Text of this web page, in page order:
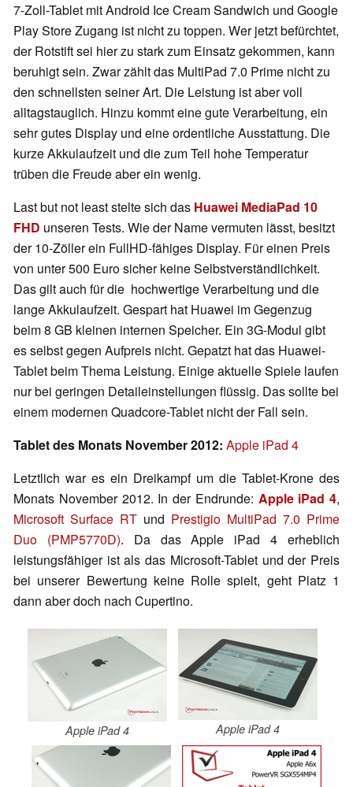
7-Zoll-Tablet mit Android Ice Cream Sandwich und Google
Play Store Zugang ist nicht zu toppen. Wer jetzt befürchtet,
der Rotstift sei hier zu stark zum Einsatz gekommen, kann
beruhigt sein. Zwar zählt das MultiPad 7.0 Prime nicht zu
den schnellsten seiner Art. Die Leistung ist aber voll
alltagstauglich. Hinzu kommt eine gute Verarbeitung, ein
sehr gutes Display und eine ordentliche Ausstattung. Die
kurze Akkulaufzeit und die zum Teil hohe Temperatur
trüben die Freude aber ein wenig.
Last but not least stelte sich das Huawei MediaPad 10
FHD unseren Tests. Wie der Name vermuten lässt, besitzt
der 10-Zöller ein FullHD-fähiges Display. Für einen Preis
von unter 500 Euro sicher keine Selbstverständlichkeit.
Das gilt auch für die hochwertige Verarbeitung und die
lange Akkulaufzeit. Gespart hat Huawei im Gegenzug
beim 8 GB kleinen internen Speicher. Ein 3G-Modul gibt
es selbst gegen Aufpreis nicht. Gepatzt hat das Huawei-
Tablet beim Thema Leistung. Einige aktuelle Spiele laufen
nur bei geringen Detaileinstellungen flüssig. Das sollte bei
einem modernen Quadcore-Tablet nicht der Fall sein.
Tablet des Monats November 2012: Apple iPad 4
Letztlich war es ein Dreikampf um die Tablet-Krone des
Monats November 2012. In der Endrunde: Apple iPad 4,
Microsoft Surface RT und Prestigio MultiPad 7.0 Prime
Duo (PMP5770D). Da das Apple iPad 4 erheblich
leistungsfähiger ist als das Microsoft-Tablet und der Preis
bei unserer Bewertung keine Rolle spielt, geht Platz 1
dann aber doch nach Cupertino.
Apple iPad 4 Apple iPad 4